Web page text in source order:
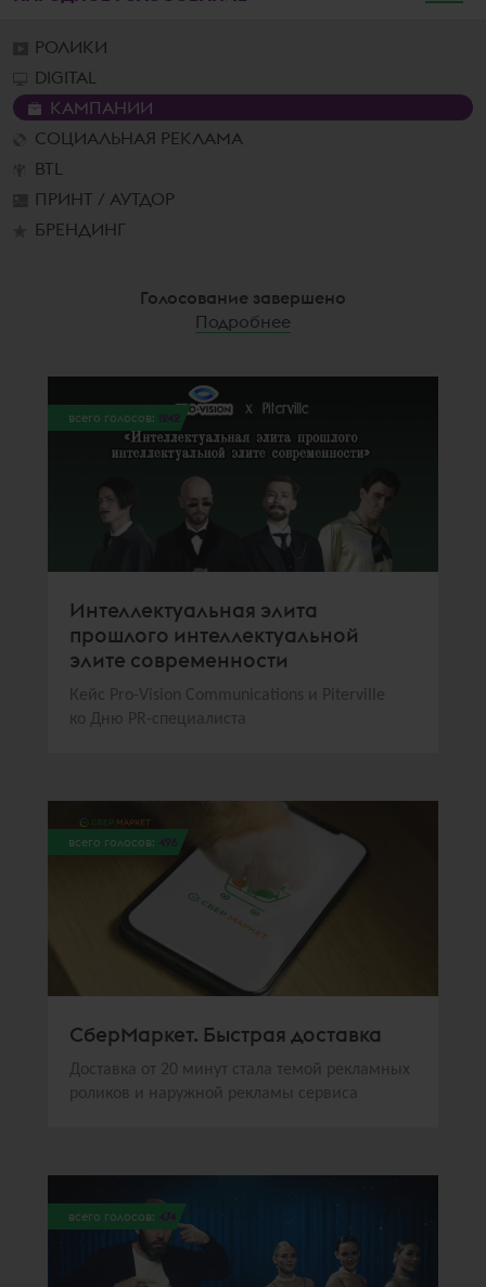
РОЛИКИ
DIGITAL
КАМПАНИИ
СОЦИАЛЬНАЯ РЕКЛАМА
BTL
ПРИНТ / АУТДОР
БРЕНДИНГ
Голосование завершено
Подробнее
всего голосов: 1242
Интеллектуальная элита
прошлого интеллектуальной
элите современности
Кейс Pro-Vision Communications и Piterville
ко Дню PR-специалиста
всего голосов: 496
СберМаркет. Быстрая доставка
Доставка от 20 минут стала темой рекламных
роликов и наружной рекламы сервиса
всего голосов: 474